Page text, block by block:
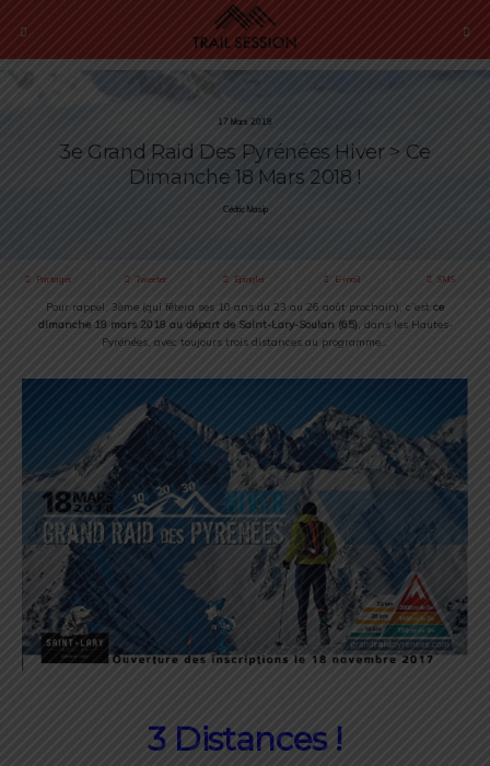
17 Mars 2018
3e Grand Raid Des Pyrénées Hiver > Ce
Dimanche 18 Mars 2018 !
Cédric Masip
Partager Tweeter Épingler E-mail SMS
Pour rappel, 3ème (qui fêtera ses 10 ans du 23 au 26 août prochain), c’est ce
dimanche 18 mars 2018 au départ de Saint-Lary-Soulan (65), dans les Hautes-
Pyrénées, avec toujours trois distances au programme…
3 Distances !